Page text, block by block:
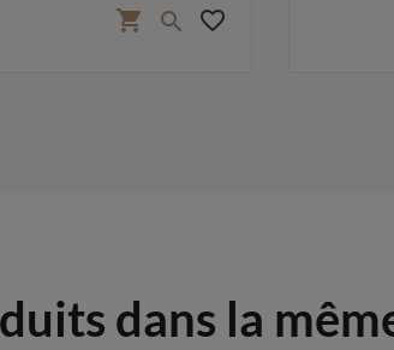
shopping_cart  favorite_border
dans la